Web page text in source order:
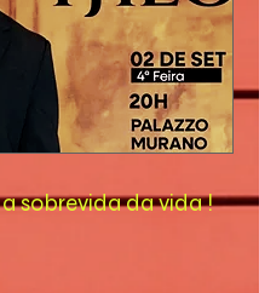
sobrevida da vida !